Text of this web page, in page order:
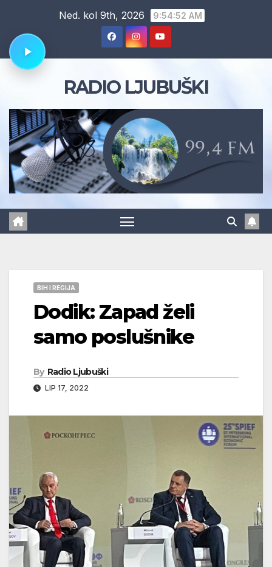
content
Ned. kol 9th, 2026 9:54:53 AM
RADIO LJUBUŠKI
BIH I REGIJA
Dodik: Zapad želi
samo poslušnike
By Radio Ljubuški
LIP 17, 2022